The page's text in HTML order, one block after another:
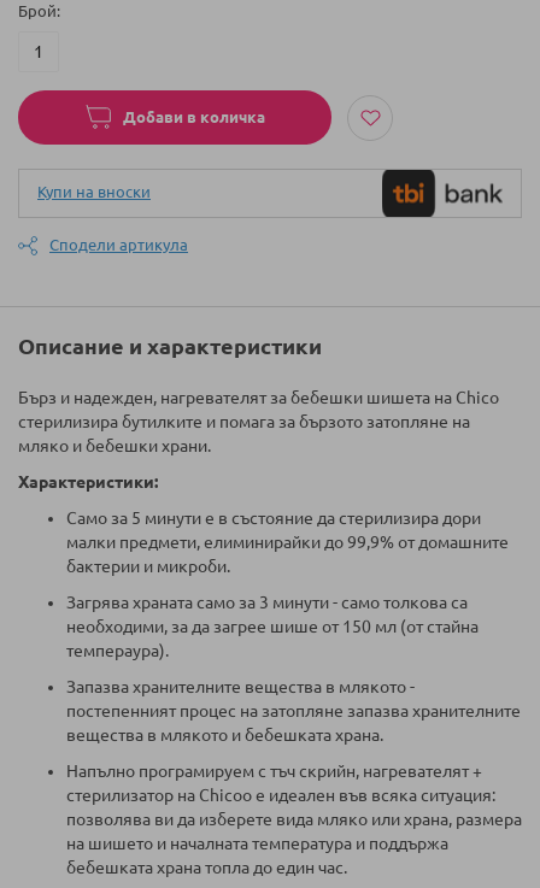
Брой
Добави в количка
Купи на вноски
Сподели артикула
Описание и характеристики
Бърз и надежден, нагревателят за бебешки шишета на Chico
стерилизира бутилките и помага за бързото затопляне на
мляко и бебешки храни.
Характеристики:
Само за 5 минути е в състояние да стерилизира дори
малки предмети, елиминирайки до 99,9% от домашните
бактерии и микроби.
Загрява храната само за 3 минути - само толкова са
необходими, за да загрее шише от 150 мл (от стайна
темпераура).
Запазва хранителните вещества в млякото -
постепенният процес на затопляне запазва хранителните
вещества в млякото и бебешката храна.
Напълно програмируем с тъч скрийн, нагревателят +
стерилизатор на Chicoo е идеален във всяка ситуация:
позволява ви да изберете вида мляко или храна, размера
на шишето и началната температура и поддържа
бебешката храна топла до един час.